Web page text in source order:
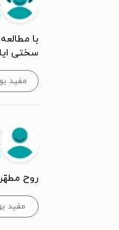
با
سختی
مفید
روح
مفید